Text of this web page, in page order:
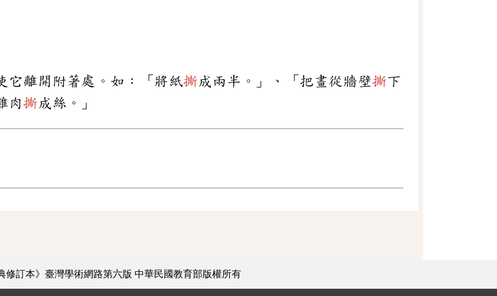
它離開附著處。如：「將紙撕 成兩半。」、「把畫從牆壁撕下
肉撕 成絲。」
修訂本》臺灣學術網路第六版 中華民國教育部版權所有